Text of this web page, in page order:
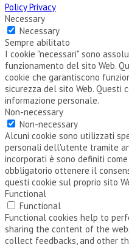
Policy Privacy
Necessary
Necessary
Sempre abilitato
I cookie "necessari" sono
funzionamento del sito Web.
cookie che garantiscono
sicurezza del sito Web. Questi
informazione personale.
Non-necessary
Non-necessary
Alcuni cookie sono utilizzati
personali dell'utente tramite
incorporati è sono definiti
obbligatorio ottenere il
questi cookie sul proprio sito
Functional
Functional
Functional cookies help to
sharing the content of the
collect feedbacks, and other